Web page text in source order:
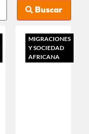
Buscar
MIGRACIONES
Y SOCIEDAD
AFRICANA